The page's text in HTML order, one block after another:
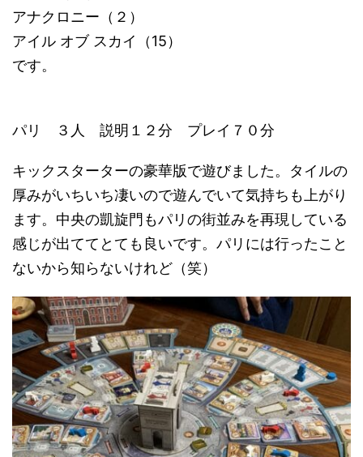
アナクロニー（２）
アイル オブ スカイ（15）
です。
パリ ３人 説明１２分 プレイ７０分
キックスターターの豪華版で遊びました。タイルの
厚みがいちいち凄いので遊んでいて気持ちも上がり
ます。中央の凱旋門もパリの街並みを再現している
感じが出ててとても良いです。パリには行ったこと
ないから知らないけれど（笑）